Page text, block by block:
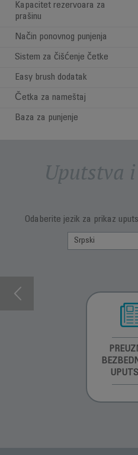
Kapacitet rezervoara za
prašinu
Način ponovnog punjenja
Sistem za čišćenje četke
Easy brush dodatak
Četka za nameštaj
Baza za punjenje
Uputstva
Odaberite jezik za prikaz